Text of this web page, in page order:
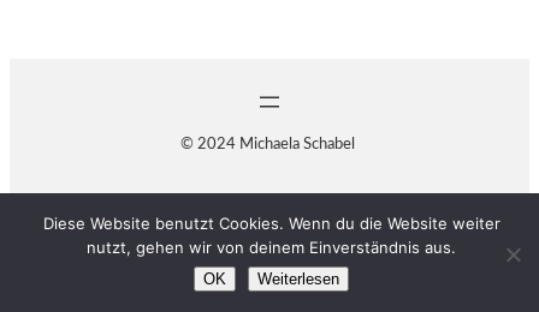
© 2024 Michaela Schabel
Diese Website benutzt Cookies. Wenn du die Website weiter
nutzt, gehen wir von deinem Einverständnis aus.
OK Weiterlesen